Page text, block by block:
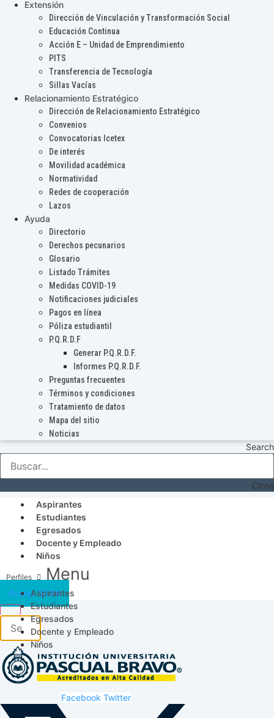
Extensión
Dirección de Vinculación y Transformación Social
Educación Continua
Acción E – Unidad de Emprendimiento
PITS
Transferencia de Tecnología
Sillas Vacías
Relacionamiento Estratégico
Dirección de Relacionamiento Estratégico
Convenios
Convocatorias Icetex
De interés
Movilidad académica
Normatividad
Redes de cooperación
Lazos
Ayuda
Directorio
Derechos pecunarios
Glosario
Listado Trámites
Medidas COVID-19
Notificaciones judiciales
Pagos en línea
Póliza estudiantil
P.Q.R.D.F
Generar P.Q.R.D.F.
Informes P.Q.R.D.F.
Preguntas frecuentes
Términos y condiciones
Tratamiento de datos
Mapa del sitio
Noticias
Search
Close
Aspirantes
Estudiantes
Egresados
Docente y Empleado
Niños
Menu
Aspirantes
Estudiantes
Egresados
Docente y Empleado
Niños
Acceso SICAU
Facebook Twitter